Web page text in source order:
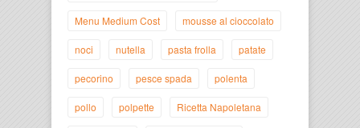
Menu Medium Cost mousse al cioccolato
noci nutella pasta frolla patate
pecorino pesce spada polenta
pollo polpette Ricetta Napoletana